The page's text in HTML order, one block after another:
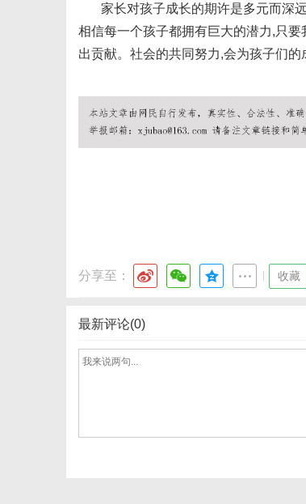
家长对孩子成长的期许是多元而深
相信每一个孩子都拥有巨大的潜力,只
出贡献。社会的共同努力,会为孩子们
分享至： 收藏
最新评论(0)